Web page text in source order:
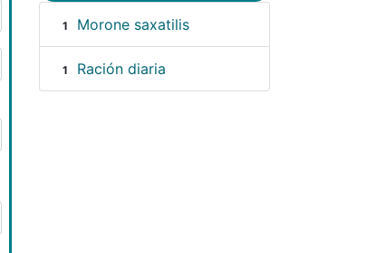
1 Morone saxatilis
1 Ración diaria